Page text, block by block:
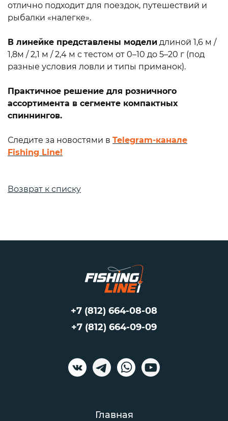
отлично подходит для поездок, путешествий и
рыбалки «налегке».
В линейке представлены модели длиной 1,6 м /
1,8м / 2,1 м / 2,4 м с тестом от 0–10 до 5–20 г (под
разные условия ловли и типы приманок).
Практичное решение для розничного
ассортимента в сегменте компактных
спиннингов.
Следите за новостями в Telegram-канале
Fishing Line!
Возврат к списку
Главная
+7 (812) 664-08-08
+7 (812) 664-09-09